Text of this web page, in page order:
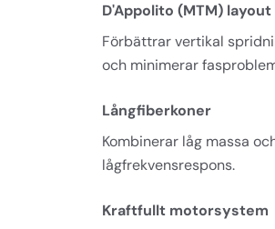
D'Appolito (MTM) layout
Förbättrar vertikal
och minimerar
Långfiberkoner
Kombinerar låg massa
lågfrekvensrespons.
Kraftfullt motorsystem